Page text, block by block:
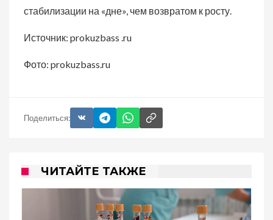
стабилизации на «дне», чем возвратом к росту.
Источник: prokuzbass .ru
Фото: prokuzbass.ru
Поделиться:
ЧИТАЙТЕ ТАКЖЕ